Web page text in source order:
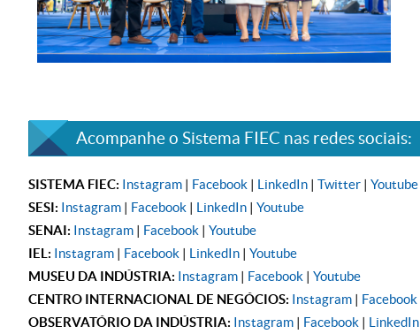
Acompanhe o Sistema FIEC nas redes sociais:
SISTEMA FIEC: Instagram | Facebook | LinkedIn | Twitter | Youtube
SESI: Instagram | Facebook | LinkedIn | Youtube
SENAI: Instagram | Facebook | Youtube
IEL: Instagram | Facebook | LinkedIn | Youtube
MUSEU DA INDÚSTRIA: Instagram | Facebook | Youtube
CENTRO INTERNACIONAL DE NEGÓCIOS: Instagram | Facebook
OBSERVATÓRIO DA INDÚSTRIA: Instagram | Facebook | LinkedIn